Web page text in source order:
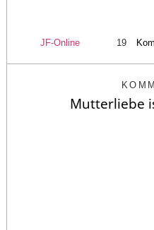
JF-Online 19
Mutterliebe